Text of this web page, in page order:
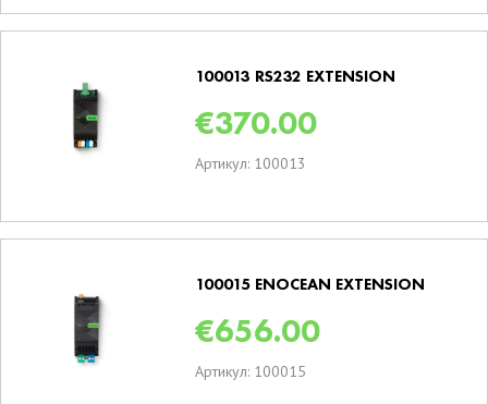
100013 RS232 EXTENSION
€370.00
Артикул: 100013
100015 ENOCEAN EXTENSION
€656.00
Артикул: 100015